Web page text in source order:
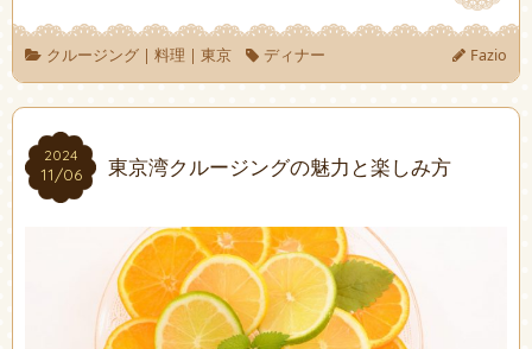
クルージング| 料理 | 東京 ディナー Fazio
2024
11/06
2024
11/06 東京湾クルージングの魅力と楽しみ方